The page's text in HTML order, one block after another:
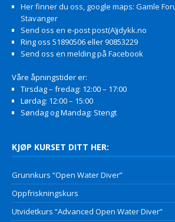
Her finner du oss, google maps: Gamle
Stavanger
Send oss en e-post post(A)jdykk.no
Ring oss 51890506 eller 90853229
Send oss en melding på Facebook
Våre åpningstider er:
Tirsdag – fredag: 12:00 – 17:00
Lørdag: 12:00 – 15:00
Søndag og Mandag: Stengt
KJØP KURSET DITT HER:
Grunnkurs “Open Water Diver”
Oppfriskningskurs
Utvidetkurs “Advanced Open Water Diver”